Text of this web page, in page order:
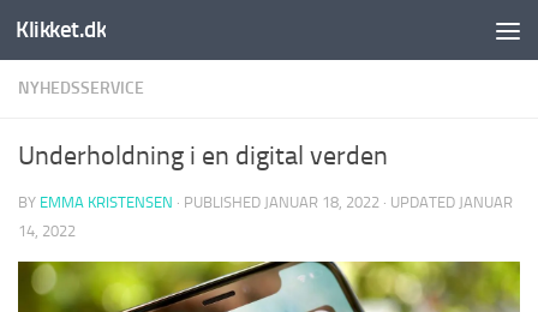
Skip to content
Klikket.dk
NYHEDSSERVICE
Underholdning i en digital verden
BY EMMA KRISTENSEN · PUBLISHED JANUAR 18, 2022 · UPDATED JANUAR
14, 2022